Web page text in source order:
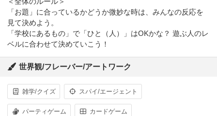
「お題」に合っているかどうか微妙な時は、みんなの反応を
見て決めよう。
「学校にあるもの」で「ひと（人）」はOKかな？ 遊ぶ人のレ
ベルに合わせて決めていこう！
世界観/フレーバー/アートワーク
雑学/クイズ スパイ/エージェント
パーティゲーム カードゲーム